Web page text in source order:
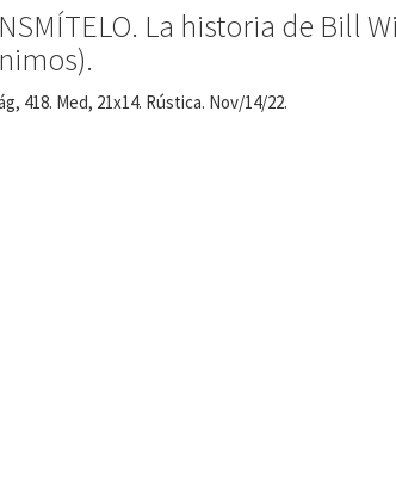
La historia de Bill
418. Med, 21x14. Rústica. Nov/14/22.